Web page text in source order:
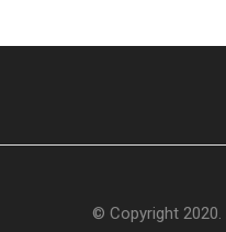
© Copyright